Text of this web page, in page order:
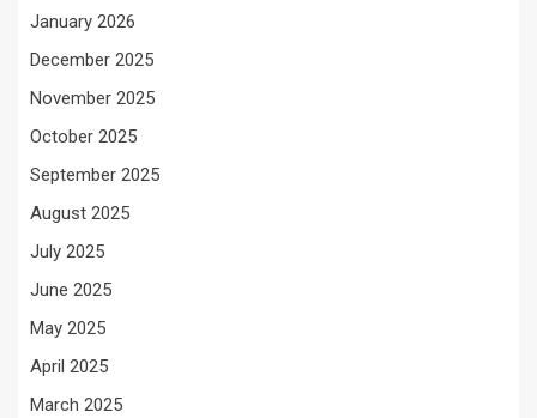
January 2026
December 2025
November 2025
October 2025
September 2025
August 2025
July 2025
June 2025
May 2025
April 2025
March 2025